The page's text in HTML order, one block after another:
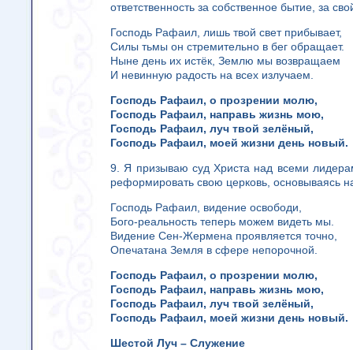
ответственность за собственное бытие, за
Господь Рафаил, лишь твой свет прибывает,
Силы тьмы он стремительно в бег обращает.
Ныне день их истёк, Землю мы возвращаем
И невинную радость на всех излучаем.
Господь Рафаил, о прозрении молю,
Господь Рафаил, направь жизнь мою,
Господь Рафаил, луч твой зелёный,
Господь Рафаил, моей жизни день новый.
9. Я призываю суд Христа над всеми
реформировать свою церковь, основываясь
Господь Рафаил, видение освободи,
Бого-реальность теперь можем видеть мы.
Видение Сен-Жермена проявляется точно,
Опечатана Земля в сфере непорочной.
Господь Рафаил, о прозрении молю,
Господь Рафаил, направь жизнь мою,
Господь Рафаил, луч твой зелёный,
Господь Рафаил, моей жизни день новый.
Шестой Луч – Служение